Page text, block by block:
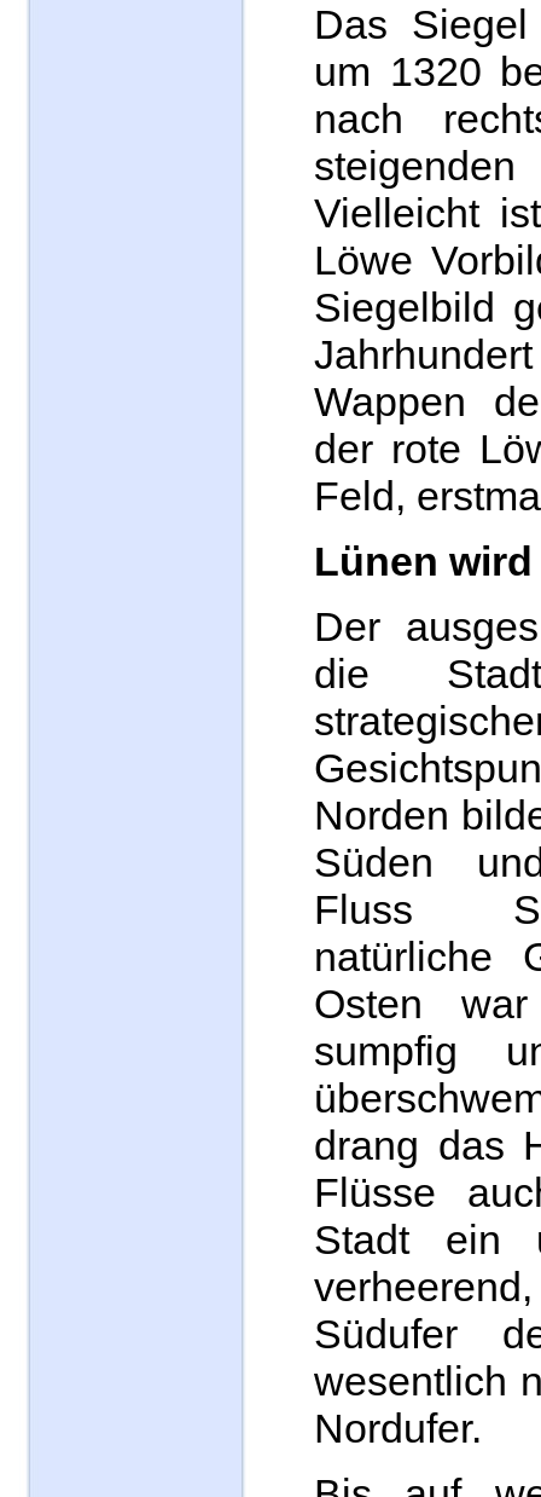
Das
um 1320
nach
Vielleicht
Löwe
Siegelbild
Wappen
der rote
Feld,
Lünen
Der
die
Norden
Süden
Fluss
natürliche
Osten
sumpfig
drang das
Flüsse
Stadt ein
Südufer
wesentlich
Nordufer.